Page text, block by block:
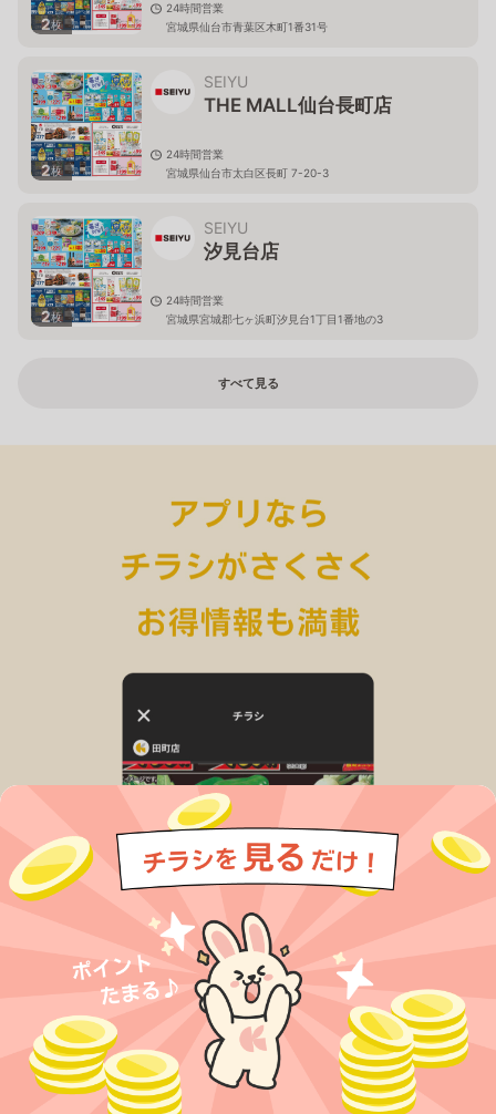
2枚
24時間営業
宮城県仙台市青葉区木町1番31号
2枚
SEIYU
THE MALL仙台長町店
24時間営業
宮城県仙台市太白区長町 7-20-3
2枚
SEIYU
汐見台店
24時間営業
宮城県宮城郡七ヶ浜町汐見台1丁目1番地の3
すべて見る